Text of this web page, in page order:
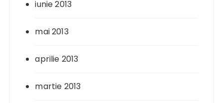
iunie 2013
mai 2013
aprilie 2013
martie 2013